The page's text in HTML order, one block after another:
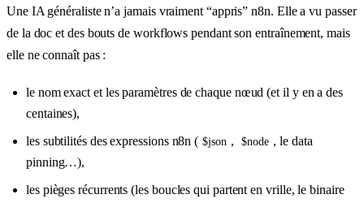
Une IA généraliste n’a jamais vraiment “appris” n8n. Elle a vu passer
de la doc et des bouts de workflows pendant son entraînement, mais
elle ne connaît pas :
le nom exact et les paramètres de chaque nœud (et il y en a des
centaines),
les subtilités des expressions n8n ( $json , $node , le data
pinning…),
les pièges récurrents (les boucles qui partent en vrille, le binaire